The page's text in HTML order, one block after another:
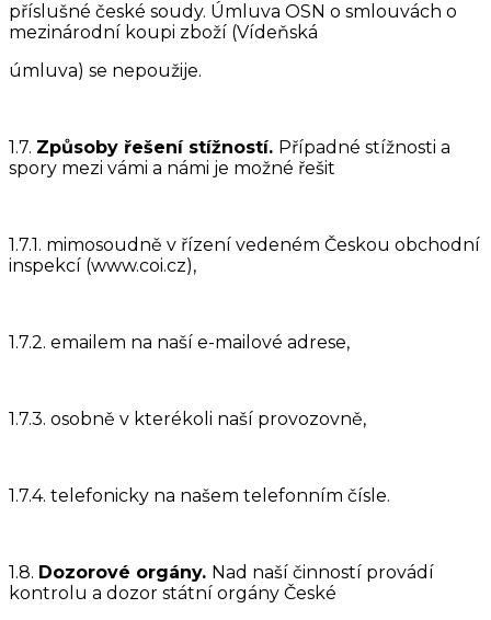
příslušné české soudy. Úmluva OSN o smlouvách o
mezinárodní koupi zboží (Vídeňská
úmluva) se nepoužije.
1.7. Způsoby řešení stížností. Případné stížnosti a
spory mezi vámi a námi je možné řešit
1.7.1. mimosoudně v řízení vedeném Českou obchodní
inspekcí (www.coi.cz),
1.7.2. emailem na naší e-mailové adrese,
1.7.3. osobně v kterékoli naší provozovně,
1.7.4. telefonicky na našem telefonním čísle.
1.8. Dozorové orgány. Nad naší činností provádí
kontrolu a dozor státní orgány České